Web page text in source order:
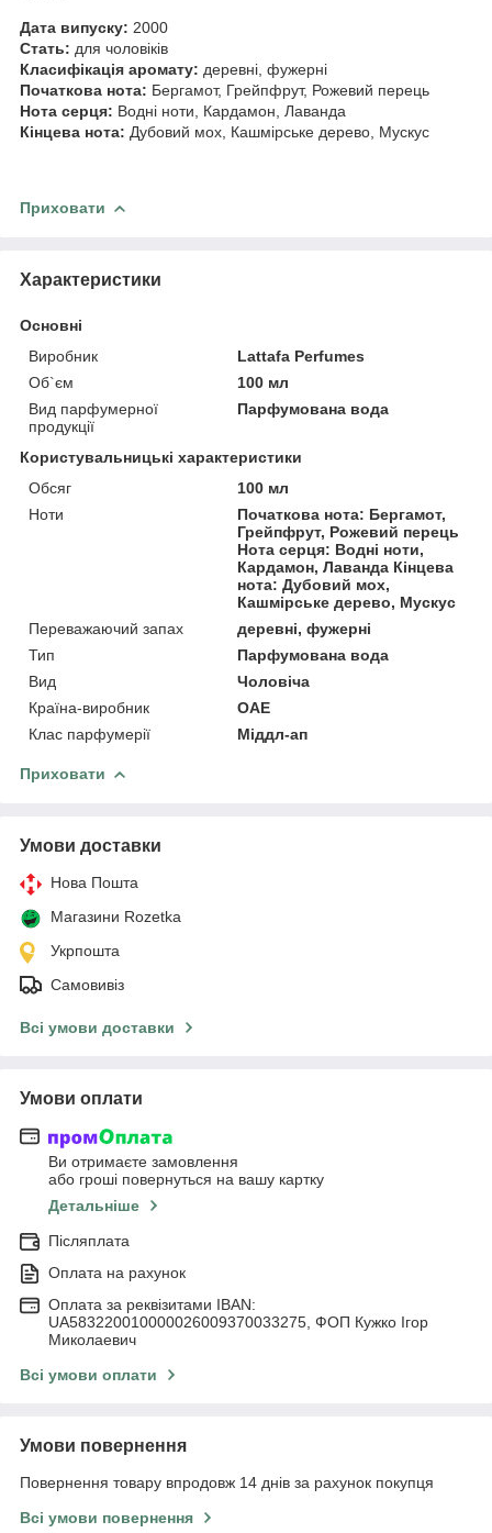
Дата випуску: 2000
Стать: для чоловіків
Класифікація аромату: деревні, фужерні
Початкова нота: Бергамот, Грейпфрут, Рожевий перець
Нота серця: Водні ноти, Кардамон, Лаванда
Кінцева нота: Дубовий мох, Кашмірське дерево, Мускус
Приховати
Характеристики
Основні
Виробник
Lattafa Perfumes
Об`єм
100 мл
Вид парфумерної
продукції
Парфумована вода
Користувальницькі характеристики
Обсяг
100 мл
Ноти
Початкова нота: Бергамот,
Грейпфрут, Рожевий перець
Нота серця: Водні ноти,
Кардамон, Лаванда Кінцева
нота: Дубовий мох,
Кашмірське дерево, Мускус
Переважаючий запах
деревні, фужерні
Тип
Парфумована вода
Вид
Чоловіча
Країна-виробник
ОАЕ
Клас парфумерії
Міддл-ап
Приховати
Умови доставки
Нова Пошта
Магазини Rozetka
Укрпошта
Самовивіз
Всі умови доставки
Умови оплати
Ви отримаєте замовлення
або гроші повернуться на вашу картку
Детальніше
Післяплата
Оплата на рахунок
Оплата за реквізитами IBAN:
UA583220010000026009370033275, ФОП Кужко Ігор
Миколаевич
Всі умови оплати
Умови повернення
Повернення товару впродовж 14 днів за рахунок покупця
Всі умови повернення